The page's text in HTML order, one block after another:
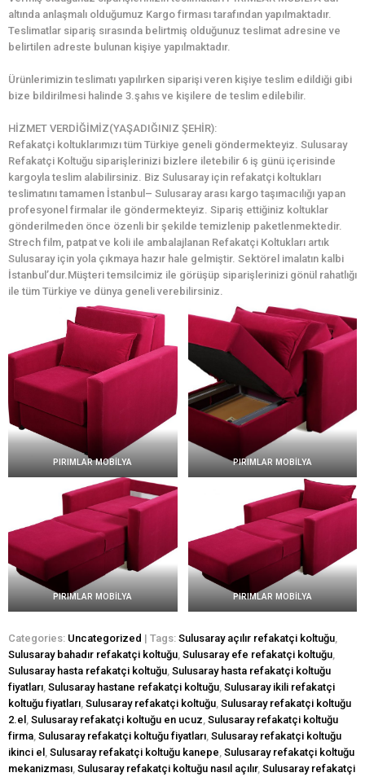
altında anlaşmalı olduğumuz Kargo firması tarafından yapılmaktadır.
Teslimatlar sipariş sırasında belirtmiş olduğunuz teslimat adresine ve
belirtilen adreste bulunan kişiye yapılmaktadır.
Ürünlerimizin teslimatı yapılırken siparişi veren kişiye teslim edildiği gibi
bize bildirilmesi halinde 3.şahıs ve kişilere de teslim edilebilir.
HİZMET VERDİĞİMİZ(YAŞADIĞINIZ ŞEHİR):
Refakatçi koltuklarımızı tüm Türkiye geneli göndermekteyiz. Sulusaray
Refakatçi Koltuğu siparişlerinizi bizlere iletebilir 6 iş günü içerisinde
kargoyla teslim alabilirsiniz. Biz Sulusaray için refakatçi koltukları
teslimatını tamamen İstanbul– Sulusaray arası kargo taşımacılığı yapan
profesyonel firmalar ile göndermekteyiz. Sipariş ettiğiniz koltuklar
gönderilmeden önce özenli bir şekilde temizlenip paketlenmektedir.
Strech film, patpat ve koli ile ambalajlanan Refakatçi Koltukları artık
Sulusaray için yola çıkmaya hazır hale gelmiştir. Sektörel imalatın kalbi
İstanbul’dur.Müşteri temsilcimiz ile görüşüp siparişlerinizi gönül rahatlığı
ile tüm Türkiye ve dünya geneli verebilirsiniz.
PIRIMLAR MOBİLYA PIRIMLAR MOBİLYA
PIRIMLAR MOBİLYA PIRIMLAR MOBİLYA
Categories: Uncategorized | Tags: Sulusaray açılır refakatçi koltuğu
Sulusaray bahadır refakatçi koltuğu Sulusaray efe refakatçi koltuğu
Sulusaray hasta refakatçi koltuğu Sulusaray hasta refakatçi koltuğu
fiyatları Sulusaray hastane refakatçi koltuğu Sulusaray ikili refakatçi
koltuğu fiyatları Sulusaray refakatçi koltuğu Sulusaray refakatçi koltuğu
2.el
Sulusaray refakatçi koltuğu en ucuz Sulusaray refakatçi koltuğu
firma Sulusaray refakatçi koltuğu fiyatları Sulusaray refakatçi koltuğu
ikinci el
Sulusaray refakatçi koltuğu kanepe Sulusaray refakatçi koltuğu
mekanizması Sulusaray refakatçi koltuğu nasıl açılır, Sulusaray refakatçi